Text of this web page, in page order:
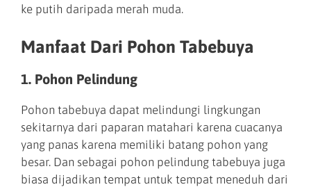
ke putih daripada merah muda.
Manfaat Dari Pohon Tabebuya
1. Pohon Pelindung
Pohon tabebuya dapat melindungi lingkungan
sekitarnya dari paparan matahari karena cuacanya
yang panas karena memiliki batang pohon yang
besar. Dan sebagai pohon pelindung tabebuya juga
biasa dijadikan tempat untuk tempat meneduh dari